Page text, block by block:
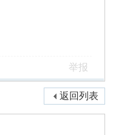
举报
返回列表